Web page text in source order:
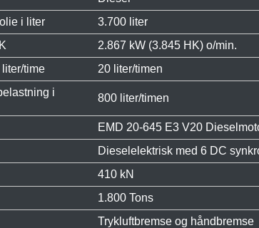
i liter
3.700 liter
2.867 kW (3.845 HK) o/min.
time
20 liter/timen
i
800 liter/timen
EMD 20-645 E3 V20
Dieselelektrisk med 6 DC
410 kN
1.800 Tons
Trykluftbremse og håndbremse